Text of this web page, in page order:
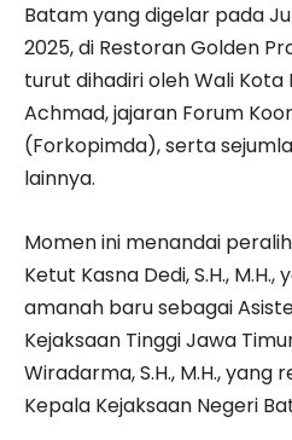
Batam yang digelar pada
2025, di Restoran Golden
turut dihadiri oleh Wali
Achmad, jajaran Forum
(Forkopimda), serta
lainnya.
Momen ini menandai
Ketut Kasna Dedi, S.H.,
amanah baru sebagai
Kejaksaan Tinggi Jawa
Wiradarma, S.H., M.H.,
Kepala Kejaksaan Negeri